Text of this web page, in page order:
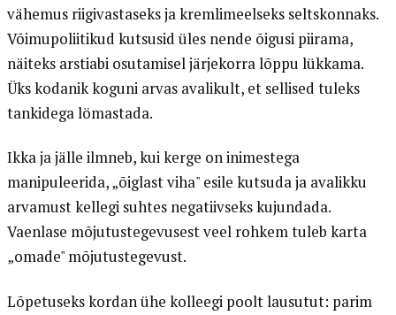
vähemus riigivastaseks ja kremlimeelseks seltskonnaks.
Võimupoliitikud kutsusid üles nende õigusi piirama,
näiteks arstiabi osutamisel järjekorra lõppu lükkama.
Üks kodanik koguni arvas avalikult, et sellised tuleks
tankidega lömastada.
Ikka ja jälle ilmneb, kui kerge on inimestega
manipuleerida, „õiglast viha" esile kutsuda ja avalikku
arvamust kellegi suhtes negatiivseks kujundada.
Vaenlase mõjutustegevusest veel rohkem tuleb karta
„omade" mõjutustegevust.
Lõpetuseks kordan ühe kolleegi poolt lausutut: parim